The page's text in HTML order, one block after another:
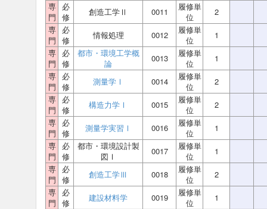
専
門
必
修
創造工学Ⅱ 0011
履修単
位
2
専
門
必
修
情報処理 0012
履修単
位
1
専
門
必
修
都市・環境工学概
論
0013
履修単
位
1
専
門
必
修
測量学Ⅰ 0014
履修単
位
2
専
門
必
修
構造力学Ⅰ 0015
履修単
位
2
専
門
必
修
測量学実習Ⅰ 0016
履修単
位
1
専
門
必
修
都市・環境設計製
図Ⅰ
0017
履修単
位
1
専
門
必
修
創造工学Ⅲ 0018
履修単
位
2
専
門
必
修
建設材料学 0019
履修単
位
1